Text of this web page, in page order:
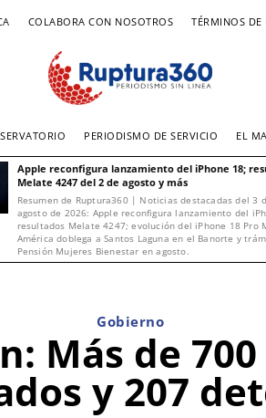
COLABORA CON NOSOTROS TÉRMINOS DE
PERIODISMO DE SERVICIO EL
Apple reconfigura lanzamiento del iPhone 18;
Melate 4247 del 2 de agosto y más
Resumen de Ruptura360 | Noticias destacadas del 3
agosto de 2026: Apple reconfigura lanzamiento del
resultados Melate 4247; evolución del iPhone 18 Pro
América doblega a Santos Laguna en el Banorte y
Pensión Mujeres Bienestar en agosto.
Gobierno
Más de
y 207